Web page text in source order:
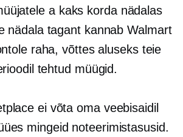
a kaks korda nädalas
nädala tagant kannab Walmart
raha, võttes aluseks teie
tehtud müügid.
ei võta oma veebisaidil
mingeid noteerimistasusid.